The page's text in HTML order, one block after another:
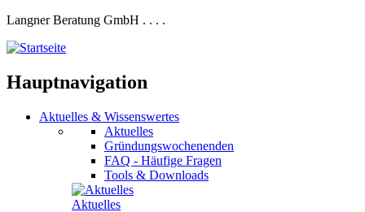
Langner Beratung GmbH . . . .
Hauptnavigation
Aktuelles & Wissenswertes
Aktuelles
Gründungswochenenden
FAQ - Häufige Fragen
Tools & Downloads
Aktuelles